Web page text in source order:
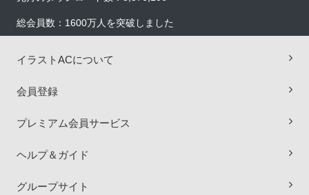
総会員数：1600万人を突破しました
イラストACについて
会員登録
プレミアム会員サービス
ヘルプ＆ガイド
グループサイト